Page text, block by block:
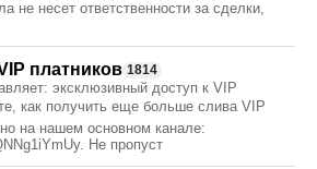
не несет ответственности за сделки,
платников 1814
эксклюзивный доступ к VIP
как получить еще больше слива VIP
на нашем основном канале:
Не пропуст